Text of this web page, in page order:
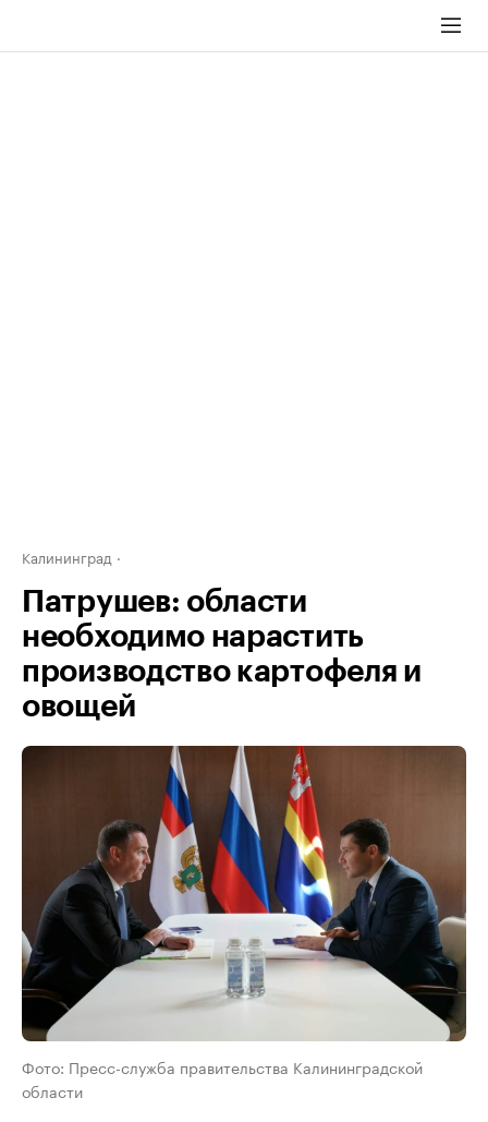
Калининград
Патрушев: области
необходимо нарастить
производство картофеля и
овощей
Фото: Пресс-служба правительства Калининградской
области